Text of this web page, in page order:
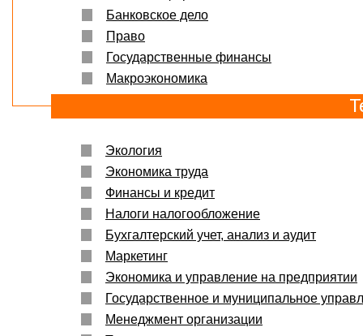
Банковское дело
Право
Государственные финансы
Макроэкономика
Экология
Экономика труда
Финансы и кредит
Налоги налогообложение
Бухгалтерский учет, анализ и аудит
Маркетинг
Экономика и управление на предприятии
Государственное и муниципальное
Менеджмент организации